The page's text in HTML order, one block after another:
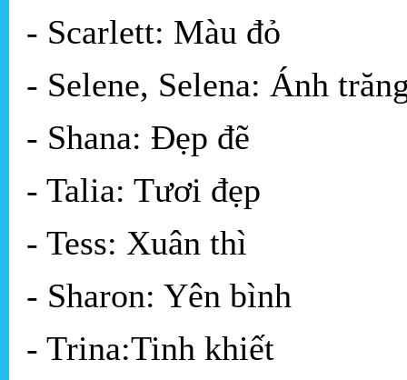
- Scarlett: Màu đỏ
- Selene, Selena: Ánh
- Shana: Đẹp đẽ
- Talia: Tươi đẹp
- Tess: Xuân thì
- Sharon: Yên bình
- Trina:Tinh khiết